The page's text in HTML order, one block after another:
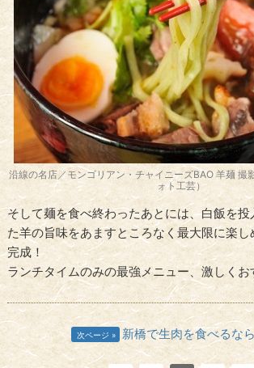
沿線の名店／モンゴリアン・チャイニーズBAO 羊麺 撮
ォト工芸）
そして麺を食べ終わったあとには、白飯を
た羊の旨味をあますところなく最大限に楽
完成！
ランチタイムのみの最強メニュー、激しくお
次ページ 新橋で生肉を食べるな